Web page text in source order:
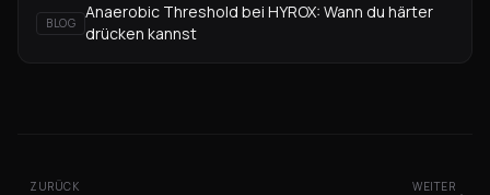
BLOG
Anaerobic Threshold bei HYROX: Wann du härter
drücken kannst
ZURÜCK WEITER